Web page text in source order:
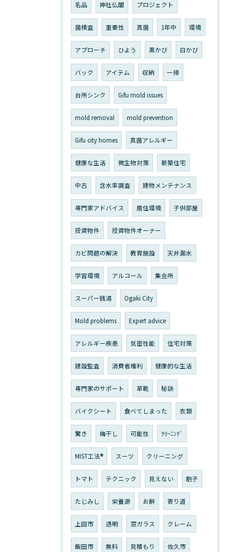
名品 神社仏閣 プロジェクト
菌検査 重要性 真菌 1年中 環境
アプローチ ひよう 黒かび 白かび
バック アイテム 収納 一掃
台所シンク Gifu mold issues
mold removal mold prevention
Gifu city homes 真菌アレルギー
健康な生活 微生物対策 新築住宅
中古 含水率調査 建物メンテナンス
専門家アドバイス 居住環境 子供部屋
投資物件 投資物件オーナー
カビ問題の解決 教育施設 天井漏水
学習環境 アルコール 集会所
スーパー銭湯 Ogaki City
Mold problems Expert advice
アレルギー疾患 気密性能 住宅対策
建設監査 消費者権利 健康的な生活
専門家のサポート 革靴 秘訣
バイクシート 食べてしまった 衣類
驚き 梅干し 可能性 ｸﾘｰﾆﾝｸﾞ
MIST工法® スーツ クリーニング
トマト テクニック 見えない 胞子
たじみし 栄養源 お餅 寄り道
上田市 透明 窓ガラス クレーム
飯田市 無料 見積もり 佐久市